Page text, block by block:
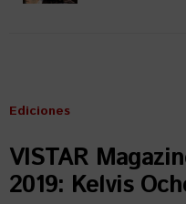
Ediciones
VISTAR
2019: Kelvis